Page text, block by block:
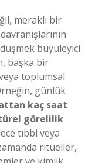
meraklı bir
büyüleyici.
başka bir
toplumsal
günlük
kaç saat
görelilik
tıbbi veya
ritüeller,